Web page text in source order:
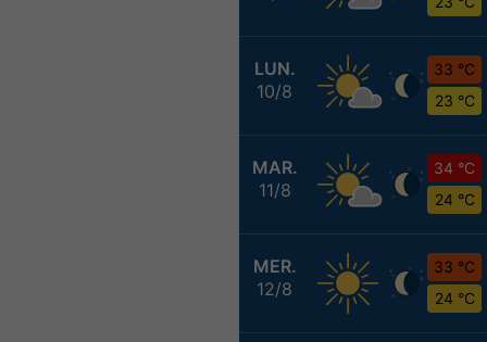
LUN.
10/8
33 °C
23 °C
MAR.
11/8
34 °C
24 °C
MER.
12/8
33 °C
24 °C